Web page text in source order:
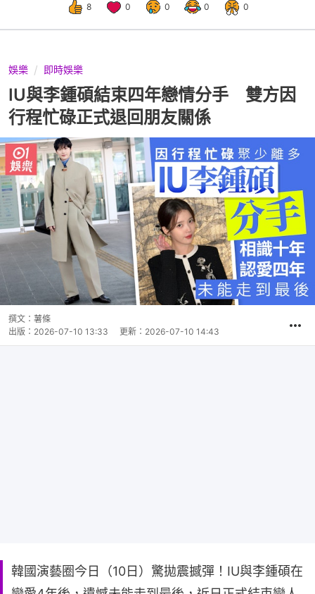
8 0 0 0 0
娛樂 即時娛樂
IU與李鍾碩結束四年戀情分手 雙方因
行程忙碌正式退回朋友關係
撰文： 薯條
出版： 2026-07-10 13:33 更新： 2026-07-10 14:43
韓國演藝圈今日（10日）驚拋震撼彈！IU與李鍾碩在